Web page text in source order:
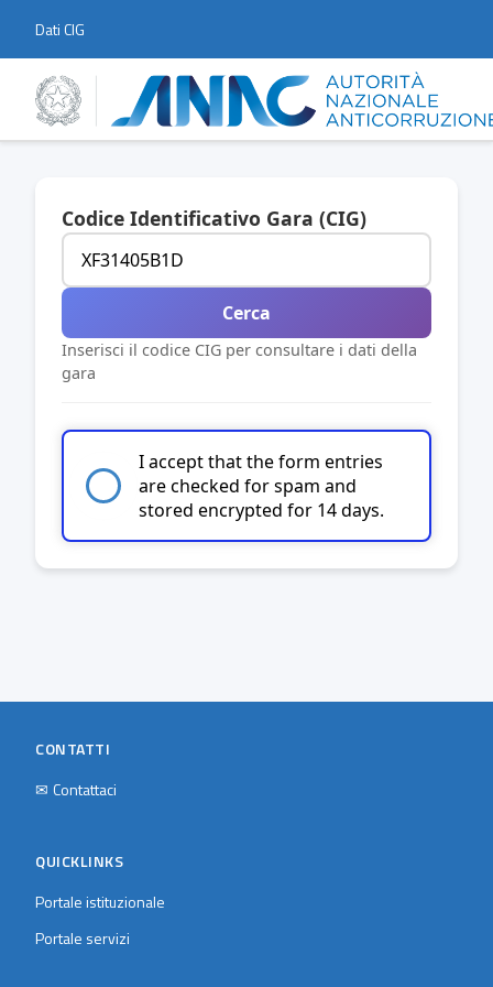
Dati CIG
Codice Identificativo Gara (CIG)
Cerca
Inserisci il codice CIG per consultare i dati della
gara
I accept that the form entries
are checked for spam and
stored encrypted for 14 days.
CONTATTI
✉ Contattaci
QUICKLINKS
Portale istituzionale
Portale servizi